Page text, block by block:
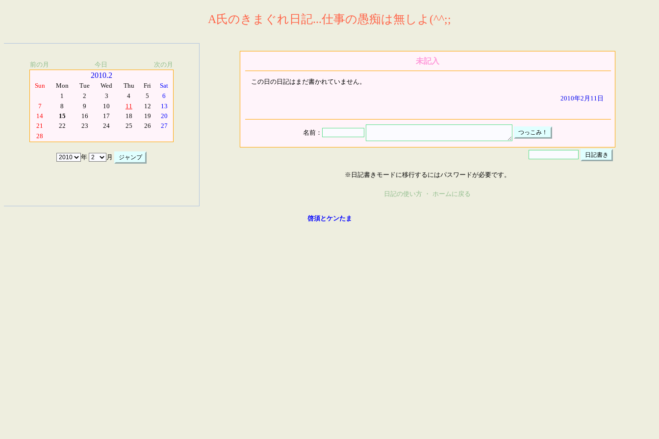
A氏のきまぐれ日記...仕事の愚痴は無しよ(^^;;
前の月 今日 次の月
2010.2
Sun Mon Tue Wed Thu Fri
Sat
1
2 3 4 5
6
7
8 9 10 11 12
13
14
15 16 17 18 19
20
21
22 23 24 25 26
27
28
年 月
未記入
この日の日記はまだ書かれていません。
2010年2月11日
名前：
※日記書きモードに移行するにはパスワードが必要です。
日記の使い方 ・ ホームに戻る
啓須とケンたま